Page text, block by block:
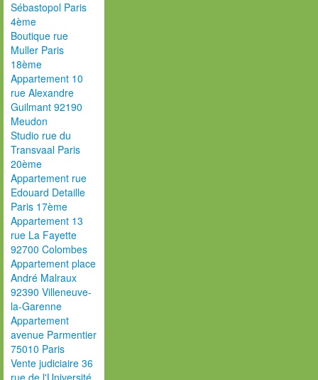
Sébastopol Paris
4ème
Boutique rue
Muller Paris
18ème
Appartement 10
rue Alexandre
Guilmant 92190
Meudon
Studio rue du
Transvaal Paris
20ème
Appartement rue
Edouard Detaille
Paris 17ème
Appartement 13
rue La Fayette
92700 Colombes
Appartement place
André Malraux
92390 Villeneuve-
la-Garenne
Appartement
avenue Parmentier
75010 Paris
Vente judiciaire 36
rue de l'Université